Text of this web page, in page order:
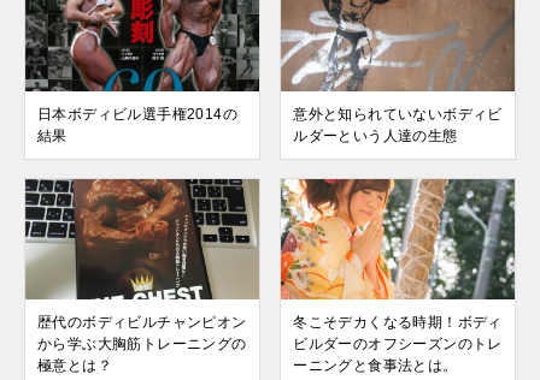
日本ボディビル選手権2014の
結果
意外と知られていないボディビ
ルダーという人達の生態
歴代のボディビルチャンピオン
から学ぶ大胸筋トレーニングの
極意とは？
冬こそデカくなる時期！ボディ
ビルダーのオフシーズンのトレ
ーニングと食事法とは。